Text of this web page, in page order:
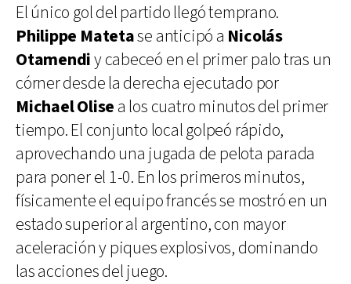
El único gol del partido llegó temprano.
Philippe Matetase anticipó a Nicolás
Otamendiy cabeceó en el primer palo tras un
córner desde la derecha ejecutado por
Michael Olise a los cuatro minutos del primer
tiempo. El conjunto local golpeó rápido,
aprovechando una jugada de pelota parada
para poner el 1-0. En los primeros minutos,
físicamente el equipo francés se mostró en un
estado superior al argentino, con mayor
aceleración y piques explosivos, dominando
las acciones del juego.